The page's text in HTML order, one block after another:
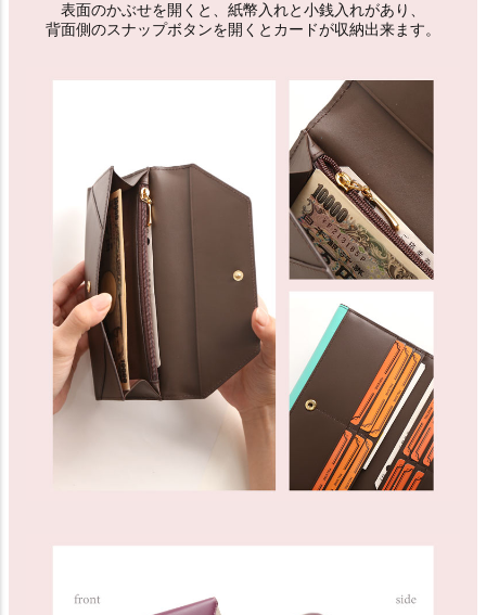
表面のかぶせを開くと、紙幣入れと小銭入れがあり、
背面側のスナップボタンを開くとカードが収納出来ます。